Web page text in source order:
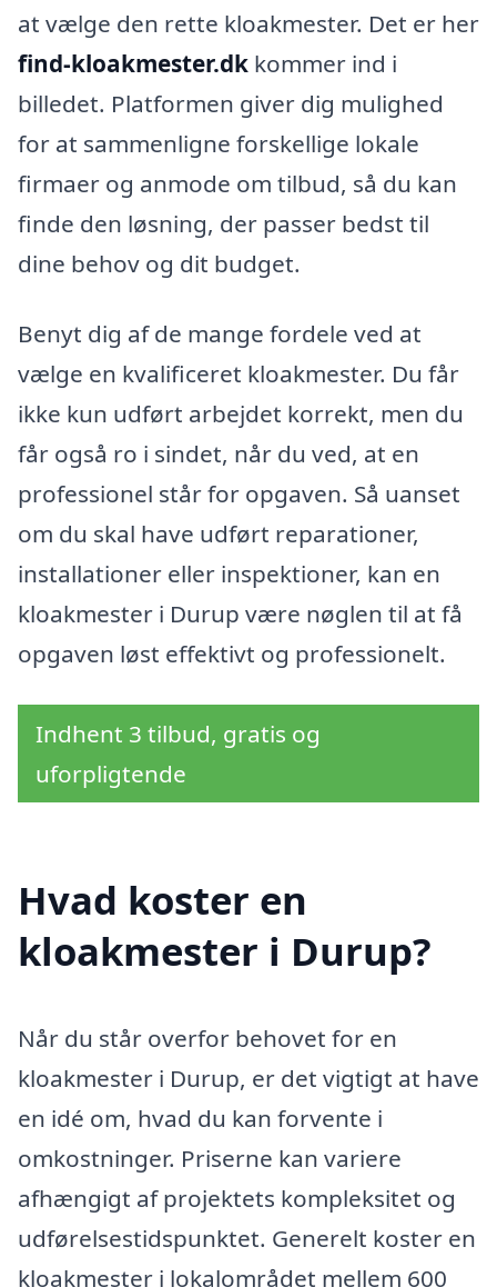
at vælge den rette kloakmester. Det er her
find-kloakmester.dk kommer ind i
billedet. Platformen giver dig mulighed
for at sammenligne forskellige lokale
firmaer og anmode om tilbud, så du kan
finde den løsning, der passer bedst til
dine behov og dit budget.
Benyt dig af de mange fordele ved at
vælge en kvalificeret kloakmester. Du får
ikke kun udført arbejdet korrekt, men du
får også ro i sindet, når du ved, at en
professionel står for opgaven. Så uanset
om du skal have udført reparationer,
installationer eller inspektioner, kan en
kloakmester i Durup være nøglen til at få
opgaven løst effektivt og professionelt.
Indhent 3 tilbud, gratis og
uforpligtende
Hvad koster en
kloakmester i Durup?
Når du står overfor behovet for en
kloakmester i Durup, er det vigtigt at have
en idé om, hvad du kan forvente i
omkostninger. Priserne kan variere
afhængigt af projektets kompleksitet og
udførelsestidspunktet. Generelt koster en
kloakmester i lokalområdet mellem 600